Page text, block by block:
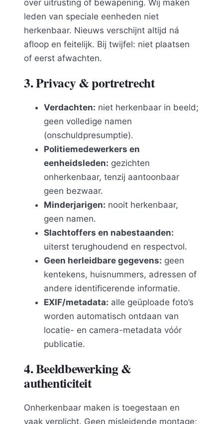
over uitrusting of bewapening. Wij maken
leden van speciale eenheden niet
herkenbaar. Nieuws verschijnt altijd ná
afloop en feitelijk. Bij twijfel: niet plaatsen
of eerst afwachten.
3. Privacy & portretrecht
Verdachten: niet herkenbaar in beeld;
geen volledige namen
(onschuldpresumptie).
Politiemedewerkers en
eenheidsleden: gezichten
onherkenbaar, tenzij aantoonbaar
geen bezwaar.
Minderjarigen: nooit herkenbaar,
geen namen.
Slachtoffers en nabestaanden:
uiterst terughoudend en respectvol.
Geen herleidbare gegevens: geen
kentekens, huisnummers, adressen of
andere identificerende informatie.
EXIF/metadata: alle geüploade foto’s
worden automatisch ontdaan van
locatie- en camera-metadata vóór
publicatie.
4. Beeldbewerking &
authenticiteit
Onherkenbaar maken is toegestaan en
vaak verplicht. Geen misleidende montage;